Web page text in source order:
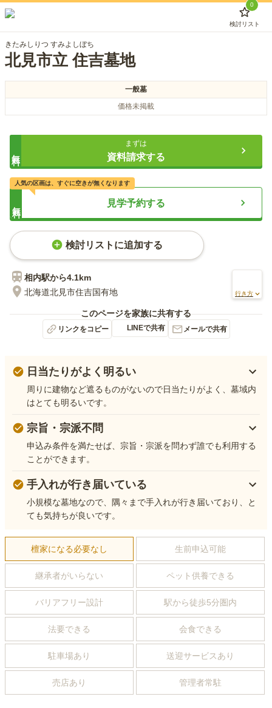
0
検討リスト
きたみしりつ すみよしぼち
北見市立 住吉墓地
一般墓
価格未掲載
まずは
資料請求する
見学予約する
人気の区画は、すぐに空きが無くなります
検討リストに追加する
相内駅から4.1km
北海道北見市住吉国有地
行き方
このページを家族に共有する
リンクをコピー LINEで共有 メールで共有
日当たりがよく明るい
周りに建物など遮るものがないので日当たりがよく、墓域内
はとても明るいです。
宗旨・宗派不問
申込み条件を満たせば、宗旨・宗派を問わず誰でも利用する
ことができます。
手入れが行き届いている
小規模な墓地なので、隅々まで手入れが行き届いており、と
ても気持ちが良いです。
檀家になる必要なし 生前申込可能
継承者がいらない ペット供養できる
バリアフリー設計 駅から徒歩5分圏内
法要できる 会食できる
駐車場あり 送迎サービスあり
売店あり 管理者常駐